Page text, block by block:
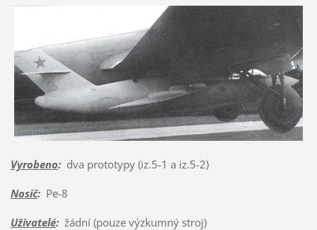
Vyrobeno:dva prototypy (iz.5-1 a iz.5-2)
Nosič:Pe-8
Uživatelé:žádní (pouze výzkumný stroj)